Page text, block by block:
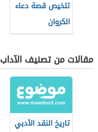
تلخيص قصة دعاء
الكروان
مقالات من تصنيف الآداب
تاريخ النقد الأدبي